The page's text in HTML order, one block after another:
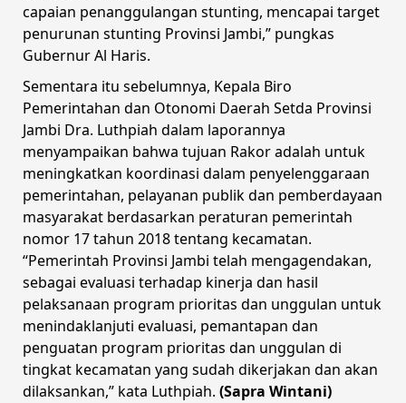
capaian penanggulangan stunting, mencapai target
penurunan stunting Provinsi Jambi,” pungkas
Gubernur Al Haris.
Sementara itu sebelumnya, Kepala Biro
Pemerintahan dan Otonomi Daerah Setda Provinsi
Jambi Dra. Luthpiah dalam laporannya
menyampaikan bahwa tujuan Rakor adalah untuk
meningkatkan koordinasi dalam penyelenggaraan
pemerintahan, pelayanan publik dan pemberdayaan
masyarakat berdasarkan peraturan pemerintah
nomor 17 tahun 2018 tentang kecamatan.
“Pemerintah Provinsi Jambi telah mengagendakan,
sebagai evaluasi terhadap kinerja dan hasil
pelaksanaan program prioritas dan unggulan untuk
menindaklanjuti evaluasi, pemantapan dan
penguatan program prioritas dan unggulan di
tingkat kecamatan yang sudah dikerjakan dan akan
dilaksankan,” kata Luthpiah. (Sapra Wintani)